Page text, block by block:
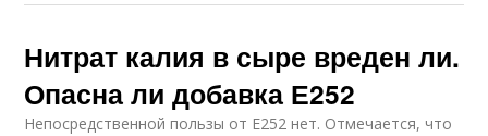
Нитрат калия в сыре вреден ли.
Опасна ли добавка Е252
Непосредственной пользы от Е252 нет. Отмечается, что